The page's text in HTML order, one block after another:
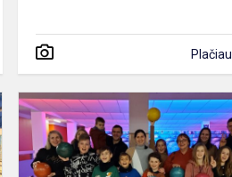
Plačiau
Progimnazijos
mokytojai
laiką
leido